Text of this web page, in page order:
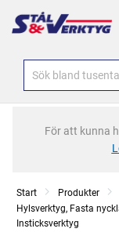
För att kunna
Start Produkter
Hylsverktyg, Fasta
Insticksverktyg